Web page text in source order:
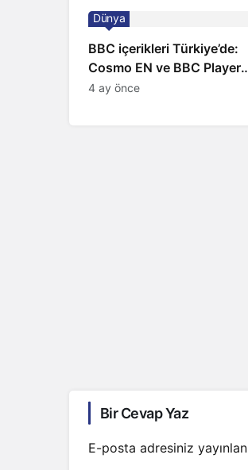
BBC içerikleri Türkiye’de:
Cosmo EN ve BBC Player
yayında
Dünya
4 ay önce
Bir Cevap Yaz
E-posta adresiniz